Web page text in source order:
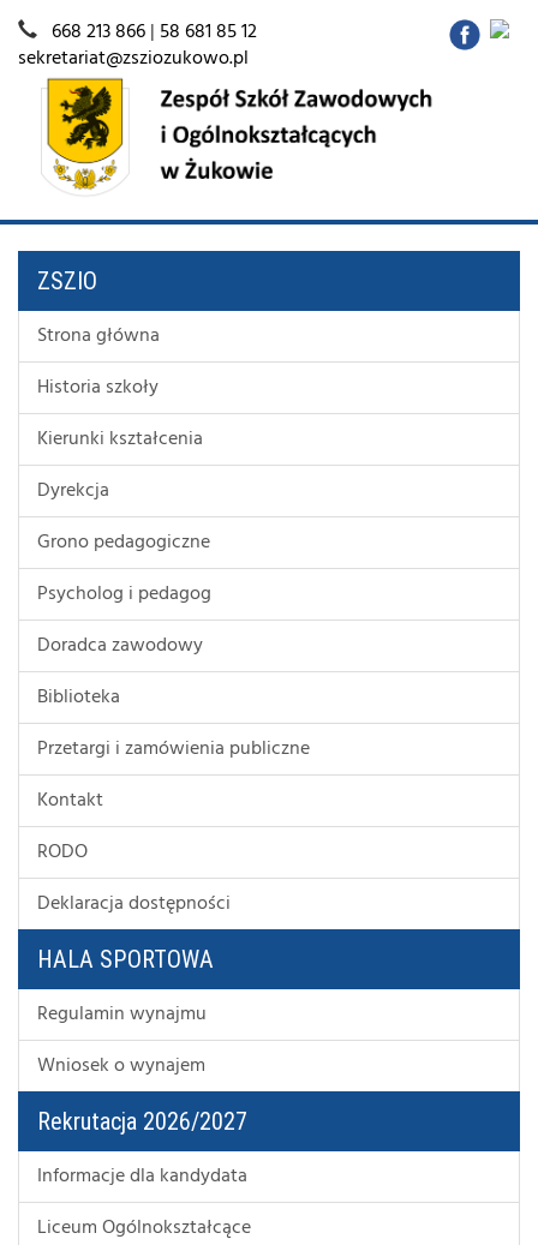
668 213 866| 58 681 85 12
sekretariat@zsziozukowo.pl
ZSZIO
Strona główna
Historia szkoły
Kierunki kształcenia
Dyrekcja
Grono pedagogiczne
Psycholog i pedagog
Doradca zawodowy
Biblioteka
Przetargi i zamówienia publiczne
Kontakt
RODO
Deklaracja dostępności
HALA SPORTOWA
Regulamin wynajmu
Wniosek o wynajem
Rekrutacja 2026/2027
Informacje dla kandydata
Liceum Ogólnokształcące